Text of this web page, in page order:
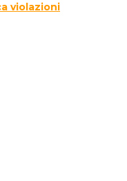
violazioni